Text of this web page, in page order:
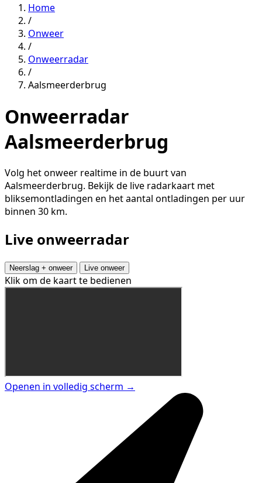
Home
/
Onweer
/
Onweerradar
/
Aalsmeerderbrug
Onweerradar
Aalsmeerderbrug
Volg het onweer realtime in de buurt van
Aalsmeerderbrug. Bekijk de live radarkaart met
bliksemontladingen en het aantal ontladingen per uur
binnen 30 km.
Live onweerradar
Neerslag + onweer Live onweer
Klik om de kaart te bedienen
Openen in volledig scherm →